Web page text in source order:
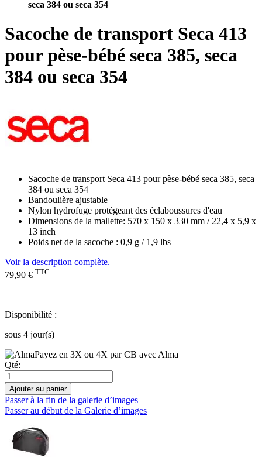
seca 384 ou seca 354
Sacoche de transport Seca 413
pour pèse-bébé seca 385, seca
384 ou seca 354
Sacoche de transport Seca 413 pour pèse-bébé seca 385, seca
384 ou seca 354
Bandoulière ajustable
Nylon hydrofuge protégeant des éclaboussures d'eau
Dimensions de la mallette: 570 x 150 x 330 mm / 22,4 x 5,9 x
13 inch
Poids net de la sacoche : 0,9 g / 1,9 lbs
Voir la description complète.
79,90 € TTC
Disponibilité :
sous 4 jour(s)
Payez en 3X ou 4X par CB avec Alma
Qté:
Ajouter au panier
Passer à la fin de la galerie d’images
Passer au début de la Galerie d’images